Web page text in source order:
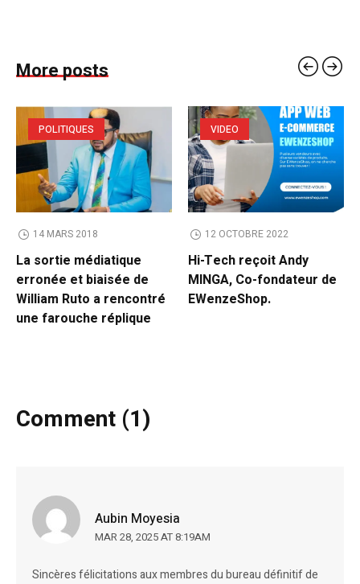
More posts
POLITIQUES
14 MARS 2018
La sortie médiatique
erronée et biaisée de
William Ruto a rencontré
une farouche réplique
VIDEO
12 OCTOBRE 2022
Hi-Tech reçoit Andy
MINGA, Co-fondateur de
EWenzeShop.
Comment (1)
Aubin Moyesia
MAR 28, 2025 AT 8:19AM
Sincères félicitations aux membres du bureau définitif de